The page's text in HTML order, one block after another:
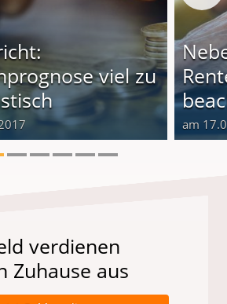
viel zu
am
verdienen
Zuhause aus